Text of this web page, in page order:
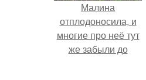
Малина
отплодоносила, и
многие про неё тут
же забыли до